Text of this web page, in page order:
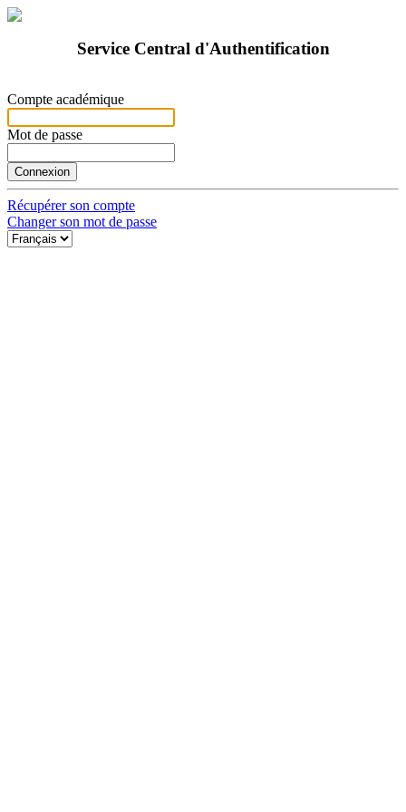
Service Central d'Authentification
Compte académique
Mot de passe
Récupérer son compte
Changer son mot de passe